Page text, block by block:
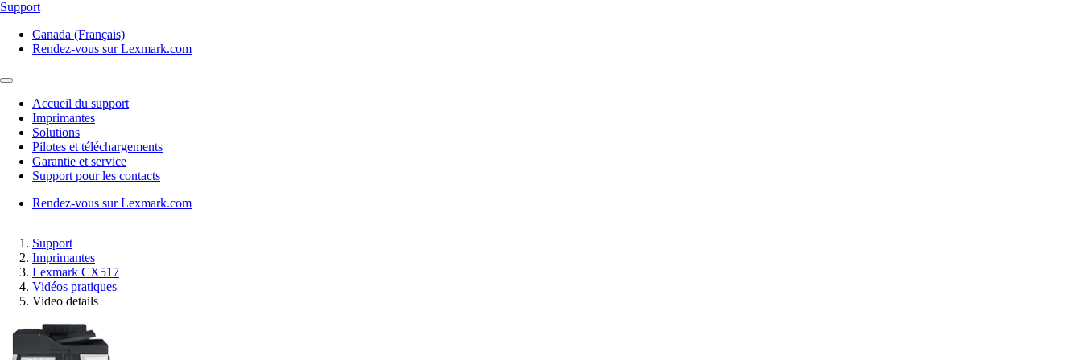
Support
Canada (Français)
Rendez-vous sur Lexmark.com
Accueil du support
Imprimantes
Solutions
Pilotes et téléchargements
Garantie et service
Support pour les contacts
Rendez-vous sur Lexmark.com
Support
Imprimantes
Lexmark CX517
Vidéos pratiques
Video details